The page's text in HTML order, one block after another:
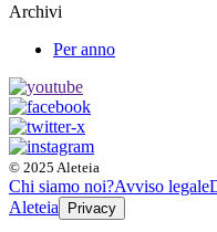
Archivi
Per anno
© 2025 Aleteia
Chi siamo noi?Avviso legale
Aleteia
Privacy